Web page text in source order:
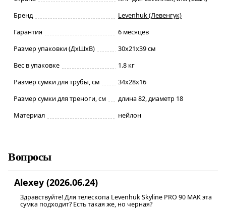
Бренд
Levenhuk (Левенгук)
Гарантия
6 месяцев
Размер упаковки (ДxШxВ)
30x21x39 см
Вес в упаковке
1.8 кг
Размер сумки для трубы, см
34х28х16
Размер сумки для треноги, см
длина 82, диаметр 18
Материал
нейлон
Вопросы
Alexey (2026.06.24)
Здравствуйте! Для телескопа Levenhuk Skyline PRO 90 MAK эта
сумка подходит? Есть такая же, но черная?